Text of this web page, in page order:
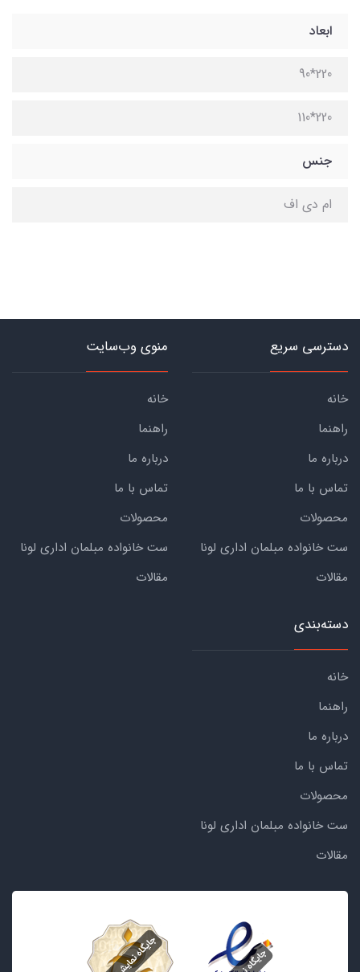
ابعاد
220*90
220*110
جنس
ام دی اف
دسترسی سریع
خانه
راهنما
درباره ما
تماس با ما
محصولات
ست خانواده مبلمان اداری لونا
مقالات
منوی وب‌سایت
خانه
راهنما
درباره ما
تماس با ما
محصولات
ست خانواده مبلمان اداری لونا
مقالات
دسته‌بندی
خانه
راهنما
درباره ما
تماس با ما
محصولات
ست خانواده مبلمان اداری لونا
مقالات